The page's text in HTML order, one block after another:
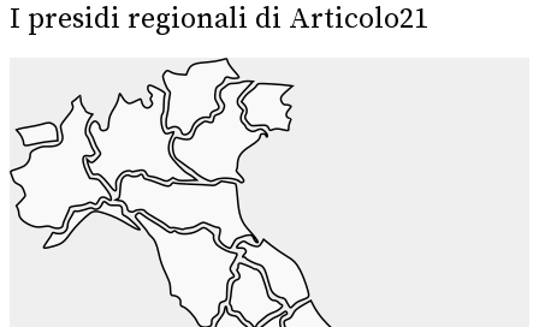
I presidi regionali di Articolo21